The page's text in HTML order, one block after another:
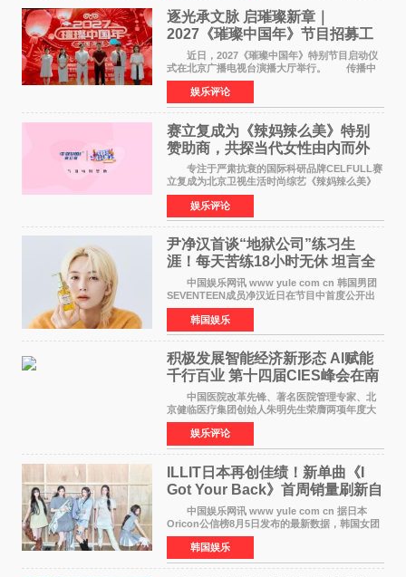
逐光承文脉 启璀璨新章｜
2027《璀璨中国年》节目招募工
作圆满启动
近日，2027《璀璨中国年》特别节目启动仪
式在北京广播电视台演播大厅举行。 传播中
华优秀传统文化，弘扬纯正国风艺术，打造高规
格、高质感、正能量的文艺盛典，是璀璨中国年
矢志不渝的初心
娱乐评论
赛立复成为《辣妈辣么美》特别
赞助商，共探当代女性由内而外
活力美
专注于严肃抗衰的国际科研品牌CELFULL赛
立复成为北京卫视生活时尚综艺《辣妈辣么美》
的特别赞助商,明星辣妈袁咏仪倾情参与，向广大
都市女性传递健康生活新主张，寄语当代女性在
家庭与自我之间
娱乐评论
尹净汉首谈“地狱公司”练习生
涯！每天苦练18小时无休 坦言全
靠成员撑过来
中国娱乐网讯 www yule com cn 韩国男团
SEVENTEEN成员净汉近日在节目中首度公开出
道前的残酷练习生经历，并提及经纪公司Pledis
娱乐，引发广泛关注。 在8月2日播出的日本
TBS综艺节目《周
韩国娱乐
积极发展智能经济新形态 Al赋能
千行百业 第十四届CIES峰会在南
京盛大召开
中国医院改革先锋、著名医院管理专家、北
京健临医疗集团创始人朱明先生荣膺两项年度大
奖 2026年7月31日，盛夏金陵，长江之畔，
以重落地·真务实·强链接为主题的2026&lsquo;人
工智能+&rsquo
娱乐评论
ILLIT日本再创佳绩！新单曲《I
Got Your Back》首周销量刷新自
身纪录
中国娱乐网讯 www yule com cn 据日本
Oricon公信榜8月5日发布的最新数据，韩国女团
ILLIT在日本发行的第二张单曲《I Got Your
Back》首周销量达到71,009张，成功跻身最新一
期周单曲排行
韩国娱乐